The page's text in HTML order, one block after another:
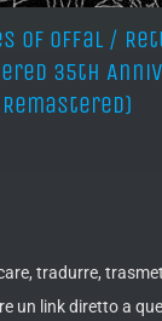
of Offal /
35th
tradurre,
un link diretto a